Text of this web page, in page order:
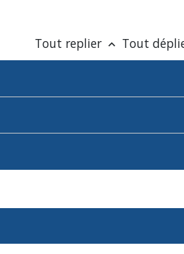
Tout replier keyboard_arrow_up Tout